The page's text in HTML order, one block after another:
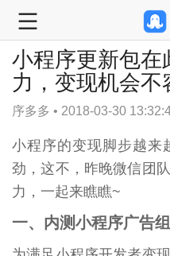
小程序更新包在
力，变现机会不
序多多 • 2018-03-30
小程序的变现脚步越来
劲，这不，昨晚微信团
力，一起来瞧瞧~
一、内测小程序广告